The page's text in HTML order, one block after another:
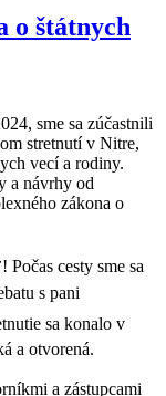
o štátnych
sme sa zúčastnili
stretnutí v Nitre,
vecí a rodiny.
a návrhy od
zákona o
cesty sme sa
s pani
sa konalo v
a otvorená.
a zástupcami